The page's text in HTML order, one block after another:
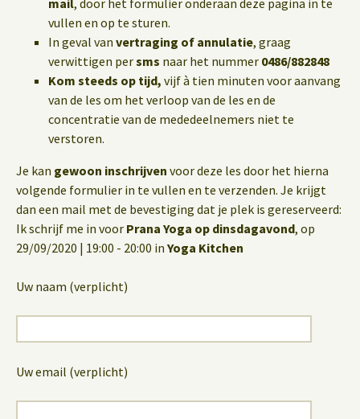
vullen en op te sturen.
In geval van vertraging of annulatie, graag
verwittigen persms naar het nummer 0486/882848
Kom steeds op tijd, vijf à tien minuten voor aanvang
van de les om het verloop van de les en de
concentratie van de mededeelnemers niet te
verstoren.
Je kan gewoon inschrijven voor deze les door het hierna
volgende formulier in te vullen en te verzenden. Je krijgt
dan een mail met de bevestiging dat je plek is gereserveerd:
Ik schrijf me in voor Prana Yoga op dinsdagavond, op
29/09/2020 | 19:00 - 20:00 in Yoga Kitchen
Uw naam (verplicht)
Uw email (verplicht)